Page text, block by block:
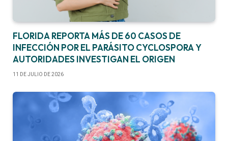
FLORIDA REPORTA MÁS DE 60 CASOS DE
INFECCIÓN POR EL PARÁSITO CYCLOSPORA Y
AUTORIDADES INVESTIGAN EL ORIGEN
11 DE JULIO DE 2026